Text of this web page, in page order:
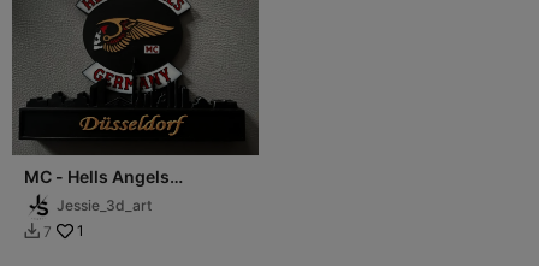
MC - Hells Angels
Germany Dusseldorf
SkylineJessie_3d_art
 7 1